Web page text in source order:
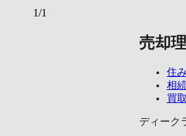
1/1
売却
住
相
買
ディーク